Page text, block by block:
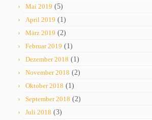
Mai 2019 (5)
April 2019 (1)
März 2019 (2)
Februar 2019 (1)
Dezember 2018 (1)
November 2018 (2)
Oktober 2018 (1)
September 2018 (2)
Juli 2018 (3)